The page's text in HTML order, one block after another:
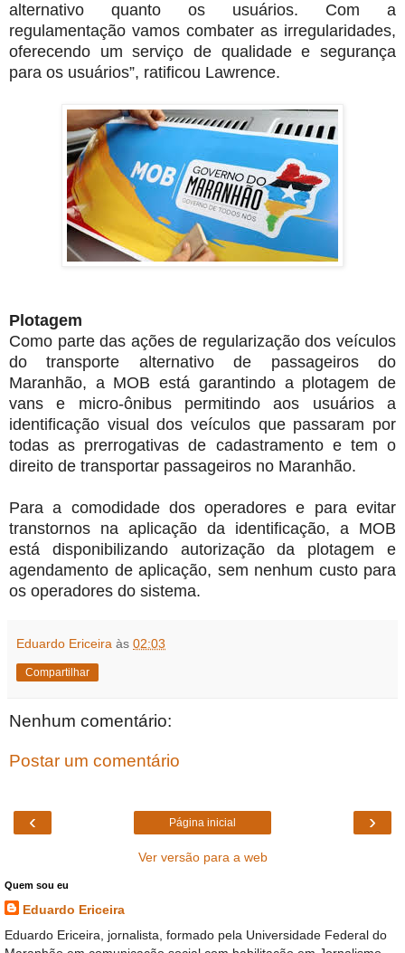
alternativo quanto os usuários. Com a
regulamentação vamos combater as irregularidades,
oferecendo um serviço de qualidade e segurança
para os usuários”, ratificou Lawrence.
Plotagem
Como parte das ações de regularização dos veículos
do transporte alternativo de passageiros do
Maranhão, a MOB está garantindo a plotagem de
vans e micro-ônibus permitindo aos usuários a
identificação visual dos veículos que passaram por
todas as prerrogativas de cadastramento e tem o
direito de transportar passageiros no Maranhão.
Para a comodidade dos operadores e para evitar
transtornos na aplicação da identificação, a MOB
está disponibilizando autorização da plotagem e
agendamento de aplicação, sem nenhum custo para
os operadores do sistema.
Eduardo Ericeira às 02:03
Compartilhar
Nenhum comentário:
Postar um comentário
‹ ›
Página inicial
Ver versão para a web
Quem sou eu
Eduardo Ericeira
Eduardo Ericeira, jornalista, formado pela Universidade Federal do